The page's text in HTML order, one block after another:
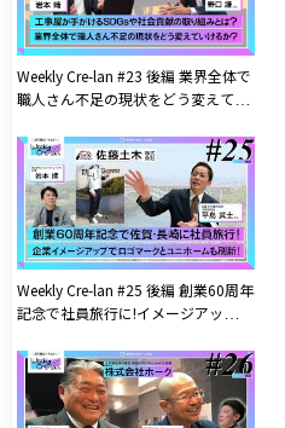
Weekly Cre-lan #23 後編 業界全体で
職人さん不足の現状をどう変えてい
Weekly Cre-lan #25 後編 創業60周年
記念で社員旅行に!イメージアップに
トし続ける建設会社!! 佐藤土木株式